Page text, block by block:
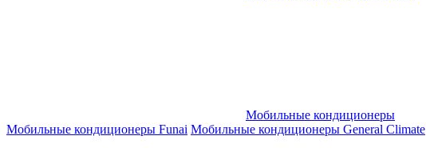
Мобильные кондиционеры
Мобильные кондиционеры Funai Мобильные кондиционеры General Climate